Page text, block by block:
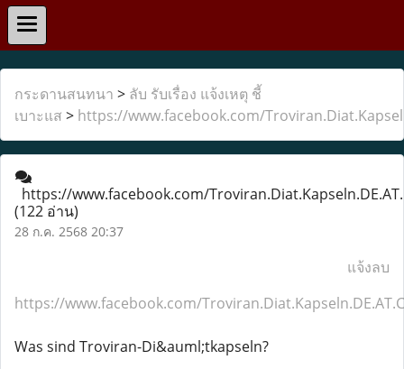
กระดานสนทนา > ลับ รับเรื่อง แจ้งเหตุ ชี้
เบาะแส > https://www.facebook.com/
https://www.facebook.com/
(122 อ่าน)
28 ก.ค. 2568 20:37
แจ้งลบ
https://www.facebook.com/
Was sind Troviran-Di&auml;tkapseln?